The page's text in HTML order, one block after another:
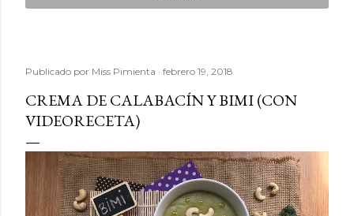
Publicado por Miss Pimienta febrero 19, 2018
CREMA DE CALABACÍN Y BIMI (CON
VIDEORECETA)